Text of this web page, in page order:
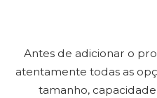
Antes de adicionar o
atentamente todas as
tamanho,